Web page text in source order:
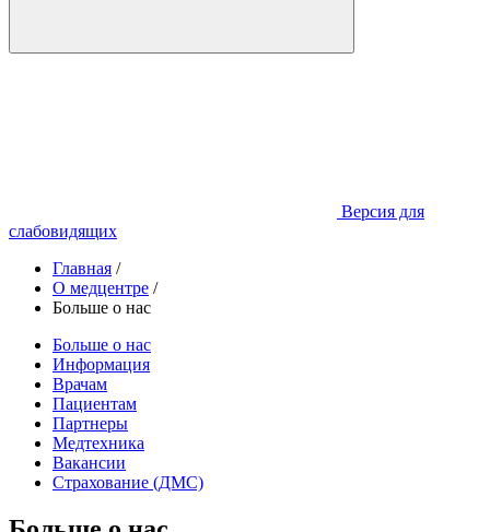
Версия для
слабовидящих
Главная /
О медцентре /
Больше о нас
Больше о нас
Информация
Врачам
Пациентам
Партнеры
Медтехника
Вакансии
Страхование (ДМС)